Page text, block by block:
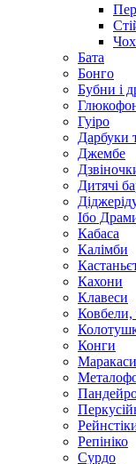
Бата
Бонго
Бубни і
Гуіро
Дарбуки
Джембе
Дитячі
Ібо
Кабаса
Калімби
Кахони
Клавеси
Ковбели,
Конги
Маракаси
Репініко
Сурдо